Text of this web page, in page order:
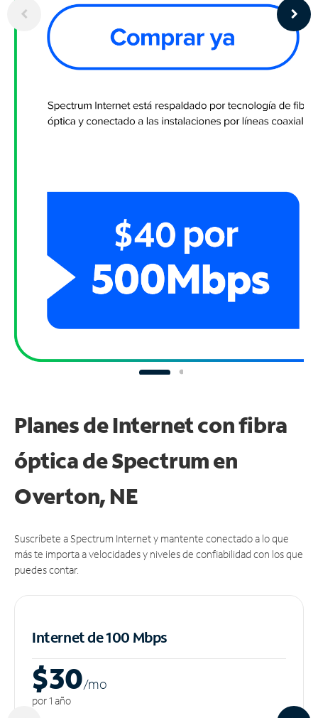
Planes de Internet con fibra
óptica de Spectrum en
Overton, NE
Suscríbete a Spectrum Internet y mantente conectado a lo que
más te importa a velocidades y niveles de confiabilidad con los que
puedes contar.
Internet de 100 Mbps
$30/mo
por 1 año